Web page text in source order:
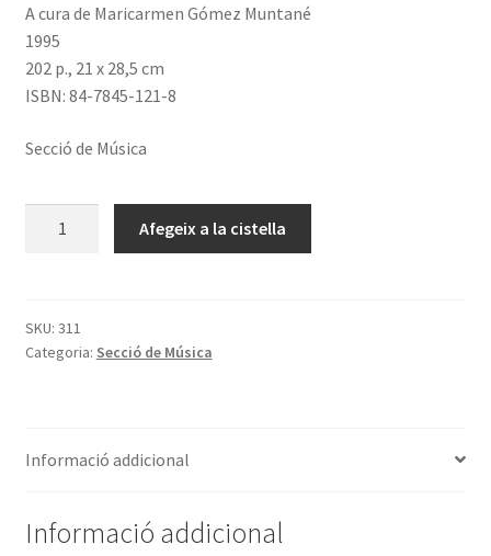
A cura de Maricarmen Gómez Muntané
1995
202 p., 21 x 28,5 cm
ISBN: 84-7845-121-8
Secció de Música
Bartomeu
Càrceres
Afegeix a la cistella
SKU: 311
Categoria: Secció de Música
Informació addicional
Informació addicional